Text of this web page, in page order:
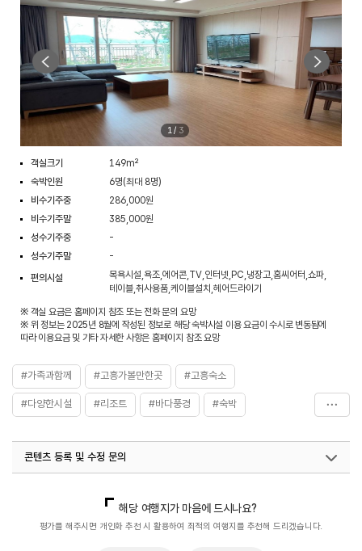
1 / 3
객실크기
149m²
숙박인원
6명(최대 8명)
비수기주중
286,000원
비수기주말
385,000원
성수기주중
-
성수기주말
-
편의시설
목욕시설,욕조,에어콘,TV,인터넷,PC,냉장고,홈씨어터,쇼파,
테이블,취사용품,케이블설치,헤어드라이기
※ 객실 요금은 홈페이지 참조 또는 전화 문의 요망
※ 위 정보는 2025년 8월에 작성된 정보로 해당 숙박시설 이용 요금이 수시로 변동됨에
따라 이용요금 및 기타 자세한 사항은 홈페이지 참조 요망
#가족과함께 #고흥가볼만한곳 #고흥숙소
#다양한시설 #리조트 #바다풍경 #숙박
콘텐츠 등록 및 수정 문의
해당 여행지가 마음에 드시나요?
평가를 해주시면 개인화 추천 시 활용하여 최적의 여행지를 추천해 드리겠습니다.